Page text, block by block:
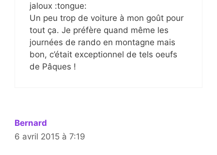
jaloux :tongue:
Un peu trop de voiture à mon goût pour
tout ça. Je préfère quand même les
journées de rando en montagne mais
bon, c’était exceptionnel de tels oeufs
de Pâques !
Bernard
6 avril 2015 à 7:19